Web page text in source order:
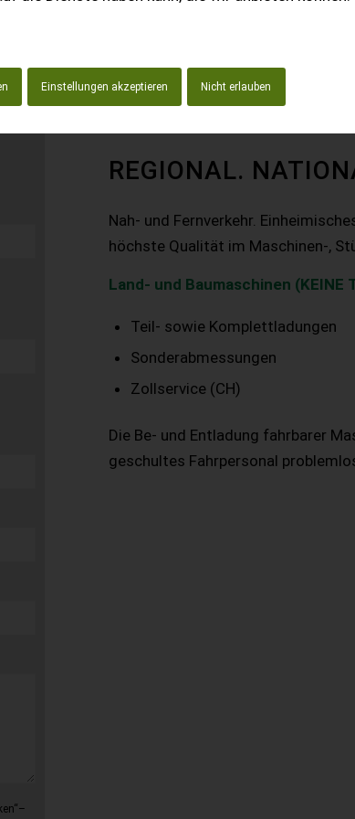
Einstellungen akzeptieren Nicht erlauben
REGIONAL.
Nah- und Fernverkehr.
höchste Qualität im Maschinen-,
Land- und Baumaschinen
Teil- sowie Komplettladungen
Sonderabmessungen
Zollservice (CH)
Die Be- und Entladung fahrbarer
geschultes Fahrpersonal